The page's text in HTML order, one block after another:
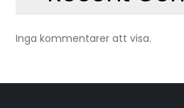
Inga kommentarer att visa.